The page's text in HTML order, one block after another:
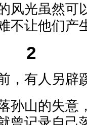
风光虽然可
不让他们产
2
，有人另辟
孙山的失意